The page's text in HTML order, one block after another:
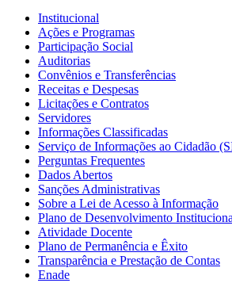
Institucional
Ações e Programas
Participação Social
Auditorias
Convênios e Transferências
Receitas e Despesas
Licitações e Contratos
Servidores
Informações Classificadas
Serviço de Informações ao Cidadão
Perguntas Frequentes
Dados Abertos
Sanções Administrativas
Sobre a Lei de Acesso à Informação
Plano de Desenvolvimento
Atividade Docente
Plano de Permanência e Êxito
Transparência e Prestação de Contas
Enade